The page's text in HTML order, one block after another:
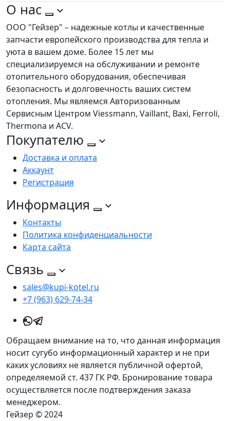
О нас
ООО "Гейзер" – надежные котлы и качественные
запчасти европейского производства для тепла и
уюта в вашем доме. Более 15 лет мы
специализируемся на обслуживании и ремонте
отопительного оборудования, обеспечивая
безопасность и долговечность ваших систем
отопления. Мы являемся Авторизованным
Сервисным Центром Viessmann, Vaillant, Baxi, Ferroli,
Thermona и ACV.
Покупателю
Доставка и оплата
Аккаунт
Регистрация
Информация
Контакты
Политика конфиденциальности
Карта сайта
Связь
sales@kupi-kotel.ru
+7 (963) 629-74-34
Обращаем внимание на то, что данная информация
носит сугубо информационный характер и не при
каких условиях не является публичной офертой,
определяемой ст. 437 ГК РФ. Бронирование товара
осуществляется после подтверждения заказа
менеджером.
Гейзер © 2024